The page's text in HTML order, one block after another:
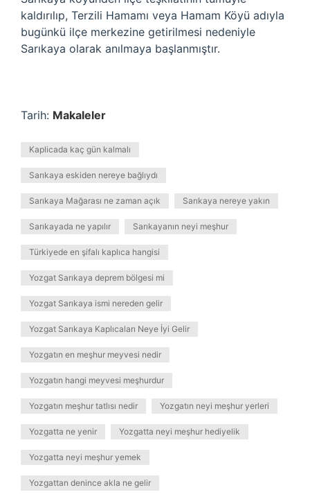
kaldırılıp, Terzili Hamamı veya Hamam Köyü adıyla
bugünkü ilçe merkezine getirilmesi nedeniyle
Sarıkaya olarak anılmaya başlanmıştır.
Tarih: Makaleler
Kaplicada kaç gün kalmalı
Sarıkaya eskiden nereye bağlıydı
Sarıkaya Mağarası ne zaman açık Sarıkaya nereye yakın
Sarıkayada ne yapılır Sarıkayanın neyi meşhur
Türkiyede en şifalı kaplıca hangisi
Yozgat Sarıkaya deprem bölgesi mi
Yozgat Sarıkaya ismi nereden gelir
Yozgat Sarıkaya Kaplıcaları Neye İyi Gelir
Yozgatın en meşhur meyvesi nedir
Yozgatın hangi meyvesi meşhurdur
Yozgatın meşhur tatlısı nedir Yozgatın neyi meşhur yerleri
Yozgatta ne yenir Yozgatta neyi meşhur hediyelik
Yozgatta neyi meşhur yemek
Yozgattan denince akla ne gelir